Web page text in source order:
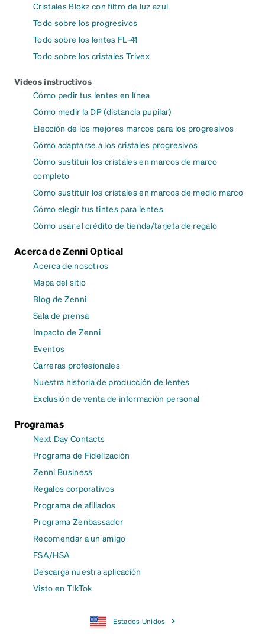
Cristales Blokz con filtro de luz azul
Todo sobre los progresivos
Todo sobre los lentes FL-41
Todo sobre los cristales Trivex
Videos instructivos
Cómo pedir tus lentes en línea
Cómo medir la DP (distancia pupilar)
Elección de los mejores marcos para los progresivos
Cómo adaptarse a los cristales progresivos
Cómo sustituir los cristales en marcos de marco
completo
Cómo sustituir los cristales en marcos de medio marco
Cómo elegir tus tintes para lentes
Cómo usar el crédito de tienda/tarjeta de regalo
Acerca de Zenni Optical
Acerca de nosotros
Mapa del sitio
Blog de Zenni
Sala de prensa
Impacto de Zenni
Eventos
Carreras profesionales
Nuestra historia de producción de lentes
Exclusión de venta de información personal
Programas
Next Day Contacts
Programa de Fidelización
Zenni Business
Regalos corporativos
Programa de afiliados
Programa Zenbassador
Recomendar a un amigo
FSA/HSA
Descarga nuestra aplicación
Visto en TikTok
Estados Unidos